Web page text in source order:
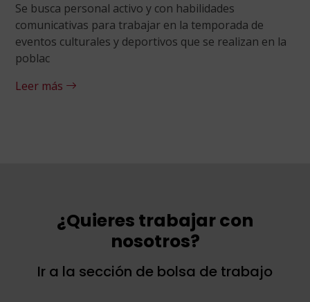
Se busca personal activo y con habilidades
comunicativas para trabajar en la temporada de
eventos culturales y deportivos que se realizan en la
poblac
Leer más
¿Quieres trabajar con
nosotros?
Ir a la sección de bolsa de trabajo